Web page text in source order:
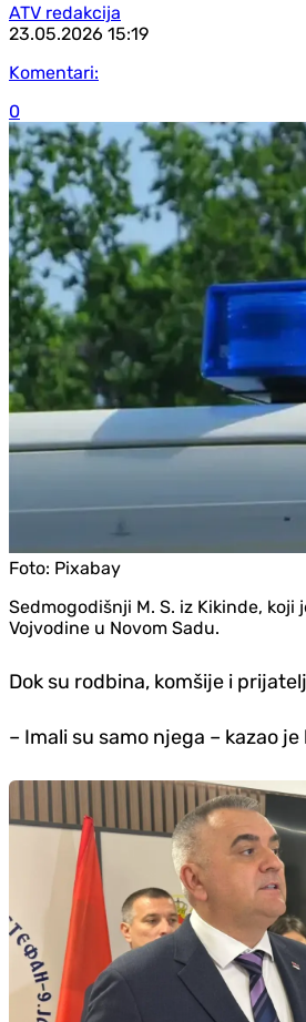
ATV redakcija
23.05.2026 15:19
Komentari:
0
Foto: Pixabay
Sedmogodišnji M. S. iz Kikinde,
Vojvodine u Novom Sadu.
Dok su rodbina, komšije i
– Imali su samo njega – kazao